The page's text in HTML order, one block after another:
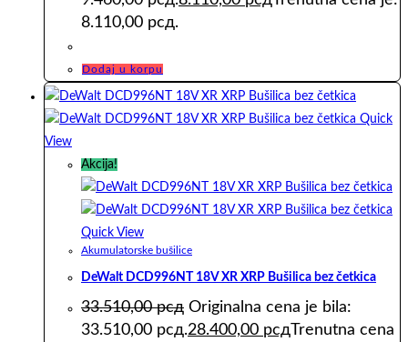
8.110,00 рсд.
Dodaj u korpu
Quick
View
Akcija!
Quick View
Akumulatorske bušilice
DeWalt DCD996NT 18V XR XRP Bušilica bez četkica
33.510,00рсд Originalna cena je bila:
33.510,00 рсд.28.400,00 рсдTrenutna cena